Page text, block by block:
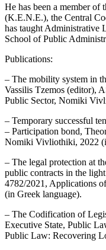
He has been a member
(K.E.N.E.), the Central
has taught Administrative
School of Public
Publications:
– The mobility system in
Vassilis Tzemos (editor),
Public Sector, Nomiki
– Temporary successful
– Participation bond,
Nomiki Vivliothiki, 2022
– The legal protection at
public contracts in the
4782/2021, Applications
(in Greek language).
– The Codification of
Executive State, Public
Public Law: Recovering